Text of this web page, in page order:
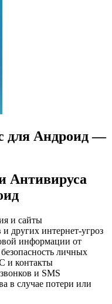
для Андроид —
Антивируса
и сайты
других интернет-угроз
информации от
личных
и контакты
и SMS
в случае потери или